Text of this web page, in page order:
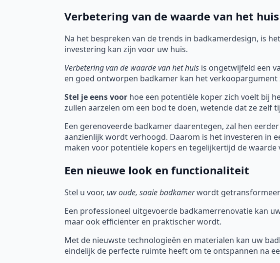
Verbetering van de waarde van het huis
Na het bespreken van de trends in badkamerdesign, is
investering kan zijn voor uw huis.
Verbetering van de waarde van het huis is ongetwijfeld een
en goed ontworpen badkamer kan het
Stel je eens voor hoe een potentiële koper zich voelt bij
zullen aarzelen om een bod te doen, wetende dat ze zelf
Een gerenoveerde badkamer daarentegen, zal hen
aanzienlijk wordt verhoogd. Daarom is het investeren in
maken voor potentiële kopers en tegelijkertijd de waarde
Een nieuwe look en functionaliteit
Stel u voor, uw oude, saaie badkamerwordt
Een professioneel uitgevoerde badkamerrenovatie kan
maar ook efficiënter en praktischer wordt.
Met de nieuwste technologieën en materialen kan uw
eindelijk de perfecte ruimte heeft om te ontspannen na